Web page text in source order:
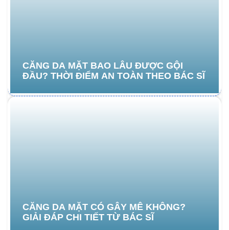
CĂNG DA MẶT BAO LÂU ĐƯỢC GỘI
ĐẦU? THỜI ĐIỂM AN TOÀN THEO BÁC SĨ
CĂNG DA MẶT CÓ GÂY MÊ KHÔNG?
GIẢI ĐÁP CHI TIẾT TỪ BÁC SĨ